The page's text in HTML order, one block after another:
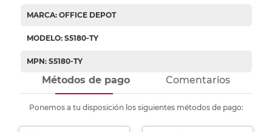
MARCA: OFFICE DEPOT
MODELO: S5180-TY
MPN: S5180-TY
Métodos de pago Comentarios
Ponemos a tu disposición los siguientes métodos de pago: